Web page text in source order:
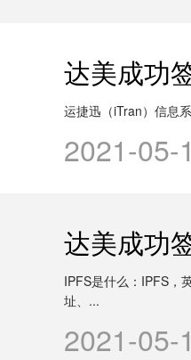
达美成功
运捷迅（iTran）信息
2021-05-
达美成功
IPFS是什么：IPFS，
址、...
2021-05-